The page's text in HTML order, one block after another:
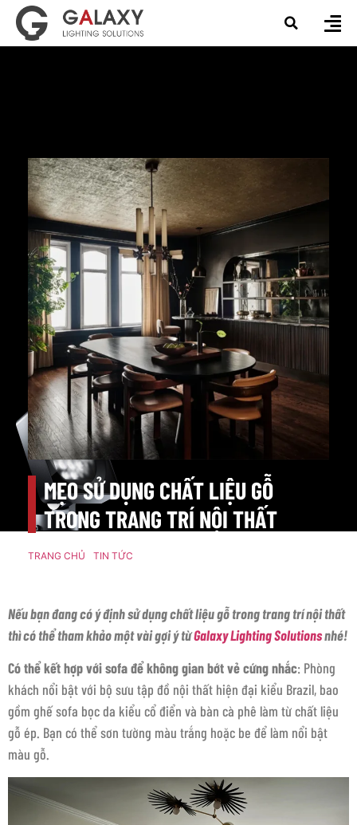
MẸO SỬ DỤNG CHẤT LIỆU GỖ
TRONG TRANG TRÍ NỘI THẤT
TRANG CHỦ TIN TỨC
Nếu bạn đang có ý định sử dụng chất liệu gỗ trong trang trí nội thất
thì có thể tham khảo một vài gợi ý từGalaxy Lighting Solutionsnhé!
Có thể kết hợp với sofa để không gian bớt vẻ cứng nhắc: Phòng
khách nổi bật với bộ sưu tập đồ nội thất hiện đại kiểu Brazil, bao
gồm ghế sofa bọc da kiểu cổ điển và bàn cà phê làm từ chất liệu
gỗ ép. Bạn có thể sơn tường màu trắng hoặc be để làm nổi bật
màu gỗ.